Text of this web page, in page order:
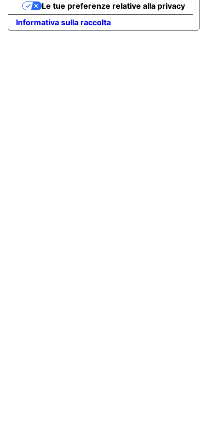
Informativa sulla raccolta
Le tue preferenze relative alla privacy